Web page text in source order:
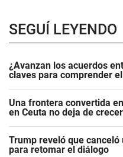
SEGUÍ LEYENDO
¿Avanzan los acuerdos
claves para comprender
Una frontera convertida
en Ceuta no deja de crecer
Trump reveló que
para retomar el diálogo